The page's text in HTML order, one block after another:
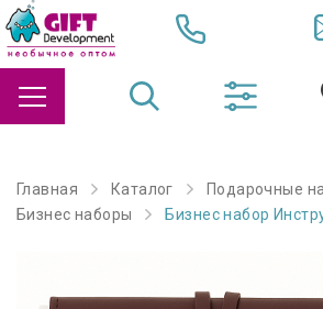
Главная Каталог
Подарочные
Бизнес наборы
Бизнес набор